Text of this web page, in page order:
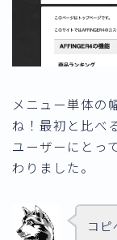
メニュー単体の
ね！最初と比べ
ユーザーにとっ
わりました。
コピ